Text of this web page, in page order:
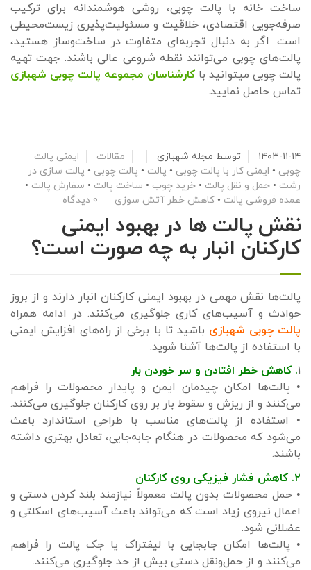
ساخت خانه با پالت چوبی، روشی هوشمندانه برای ترکیب
صرفه‌جویی اقتصادی، خلاقیت و مسئولیت‌پذیری زیست‌محیطی
است. اگر به دنبال تجربه‌ای متفاوت در ساخت‌وساز هستید،
پالت‌های چوبی می‌توانند نقطه شروعی عالی باشند. جهت تهیه
پالت چوبی میتوانید باکارشناسان مجموعه پالت چوبی شهبازی
تماس حاصل نمایید.
۱۴۰۳-۱۱-۱۴ توسط مجله شهبازی مقالات
ایمنی پالت
چوبی • ایمنی کار با پالت چوبی • پالت • پالت چوبی • پالت سازی در
رشت • حمل و نقل پالت • خرید چوب • ساخت پالت • سفارش پالت •
عمده فروشی پالت •کاهش خطر آتش سوزی 0 دیدگاه
نقش پالت ها در بهبود ایمنی
کارکنان انبار به چه صورت است؟
پالت‌ها نقش مهمی در بهبود ایمنی کارکنان انبار دارند و از بروز
حوادث و آسیب‌های کاری جلوگیری می‌کنند. در ادامه همراه
پالت چوبی شهبازی باشید تا با برخی از راه‌های افزایش ایمنی
با استفاده از پالت‌ها آشنا شوید.
۱. کاهش خطر افتادن و سر خوردن بار
• پالت‌ها امکان چیدمان ایمن و پایدار محصولات را فراهم
می‌کنند و از ریزش و سقوط بار بر روی کارکنان جلوگیری می‌کنند.
• استفاده از پالت‌های مناسب با طراحی استاندارد باعث
می‌شود که محصولات در هنگام جابه‌جایی، تعادل بهتری داشته
باشند.
۲. کاهش فشار فیزیکی روی کارکنان
• حمل محصولات بدون پالت معمولاً نیازمند بلند کردن دستی و
اعمال نیروی زیاد است که می‌تواند باعث آسیب‌های اسکلتی و
عضلانی شود.
• پالت‌ها امکان جابجایی با لیفتراک یا جک پالت را فراهم
می‌کنند و از حمل‌ونقل دستی بیش از حد جلوگیری می‌کنند.